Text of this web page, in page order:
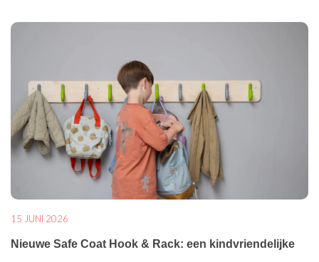
15 JUNI 2026
Nieuwe Safe Coat Hook & Rack: een kindvriendelijke